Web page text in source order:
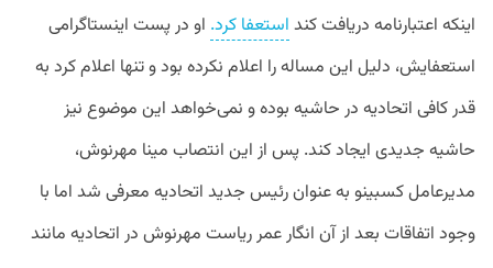
اینکه اعتبارنامه دریافت کند استعفا کرد. او در پست اینستاگرامی
استعفایش، دلیل این مساله را اعلام نکرده بود و تنها اعلام کرد به
قدر کافی اتحادیه در حاشیه بوده و نمی‌خواهد این موضوع نیز
حاشیه جدیدی ایجاد کند. پس از این انتصاب مینا مهرنوش،
مدیرعامل کسبینو به عنوان رئیس جدید اتحادیه معرفی شد اما با
وجود اتفاقات بعد از آن انگار عمر ریاست مهرنوش در اتحادیه مانند